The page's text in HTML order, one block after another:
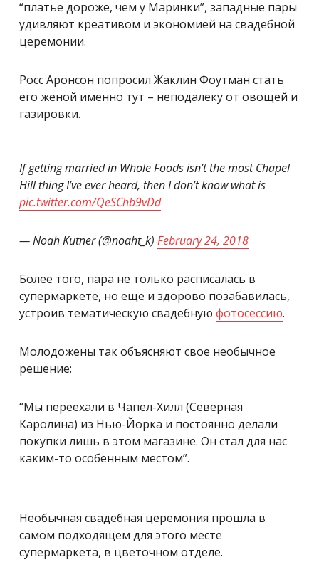
“платье дороже, чем у Маринки”, западные пары
удивляют креативом и экономией на свадебной
церемонии.
Росс Аронсон попросил Жаклин Фоутман стать
его женой именно тут – неподалеку от овощей и
газировки.
If getting married in Whole Foods isn’t the most Chapel
Hill thing I’ve ever heard, then I don’t know what is
pic.twitter.com/QeSChb9vDd
— Noah Kutner (@noaht_k) February 24, 2018
Более того, пара не только расписалась в
супермаркете, но еще и здорово позабавилась,
устроив тематическую свадебную фотосессию.
Молодожены так объясняют свое необычное
решение:
“Мы переехали в Чапел-Хилл (Северная
Каролина) из Нью-Йорка и постоянно делали
покупки лишь в этом магазине. Он стал для нас
каким-то особенным местом”.
Необычная свадебная церемония прошла в
самом подходящем для этого месте
супермаркета, в цветочном отделе.